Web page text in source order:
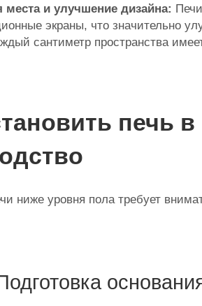
и улучшение дизайна:
экраны, что значительно
сантиметр пространства
печь
ниже уровня пола требует